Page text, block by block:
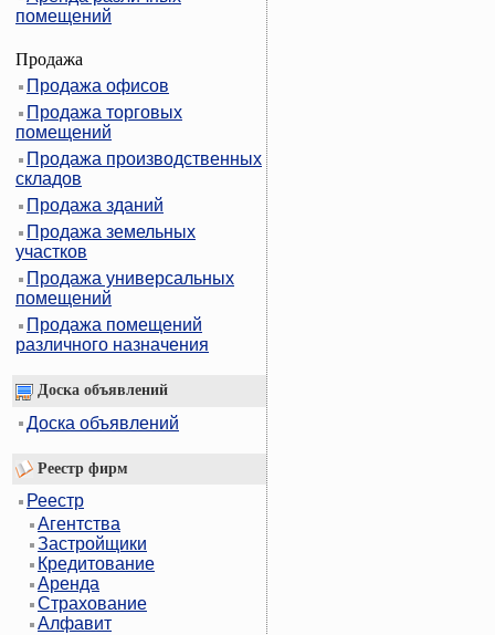
помещений
Продажа
Продажа офисов
Продажа торговых
помещений
Продажа производственных
складов
Продажа зданий
Продажа земельных
участков
Продажа универсальных
помещений
Продажа помещений
различного назначения
Доска объявлений
Доска объявлений
Реестр фирм
Реестр
Агентства
Застройщики
Кредитование
Аренда
Страхование
Алфавит